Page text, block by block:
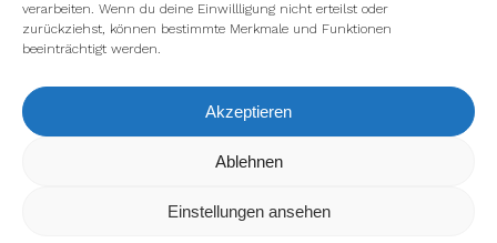
verarbeiten. Wenn du deine Einwillligung nicht erteilst oder
zurückziehst, können bestimmte Merkmale und Funktionen
beeinträchtigt werden.
Akzeptieren
Ablehnen
Einstellungen ansehen
Wir verwenden Cookies, um dir die bestmögliche Erfahrung auf
kannst du erfahren, welche Cookies wir
verwenden oder sie ausschalten.